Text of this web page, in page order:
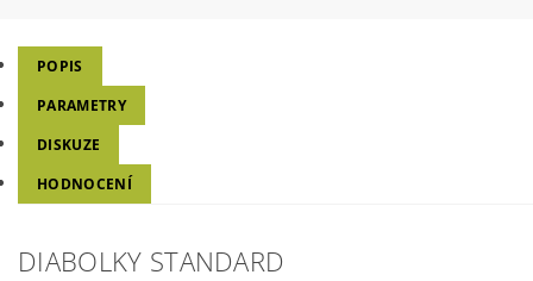
POPIS
PARAMETRY
DISKUZE
HODNOCENÍ
DIABOLKY STANDARD